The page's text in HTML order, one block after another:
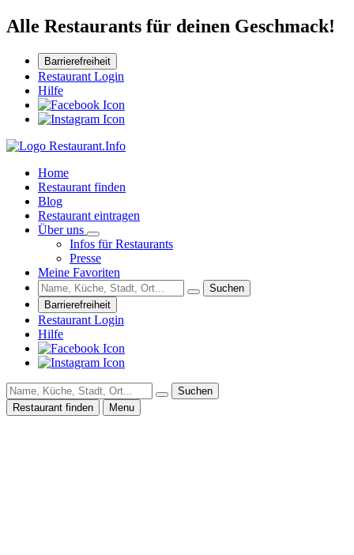
Alle Restaurants für deinen Geschmack!
Barrierefreiheit
Restaurant Login
Hilfe
Home
Restaurant finden
Blog
Restaurant eintragen
Über uns
Infos für Restaurants
Presse
Meine Favoriten
Suchen
Barrierefreiheit
Restaurant Login
Hilfe
Suchen
Restaurant finden
Menu